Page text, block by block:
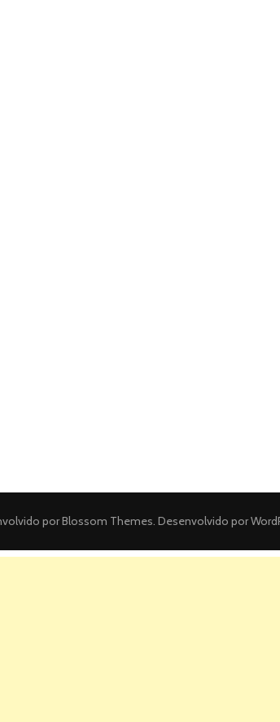
porBlossom Themes. Desenvolvido por